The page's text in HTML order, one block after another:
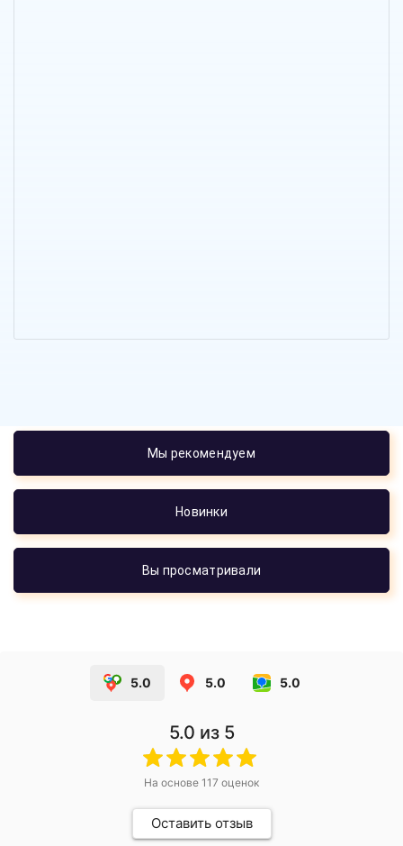
Мы рекомендуем
Новинки
Вы просматривали
5.0 5.0 5.0
5.0 из 5
На основе 117 оценок
Оставить отзыв